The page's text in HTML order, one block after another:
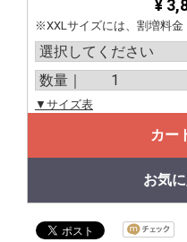
¥
※XXLサイズには、割増料金
▼サイズ表
カー
お気